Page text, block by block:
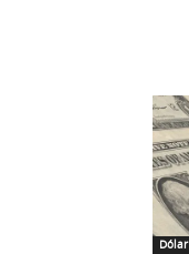
Dólar